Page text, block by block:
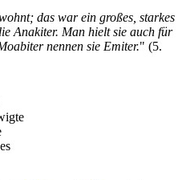
das war ein großes, starkes
Anakiter. Man hielt sie auch für
nennen sie Emiter." (5.